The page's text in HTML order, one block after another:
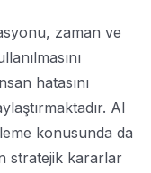
zaman ve
hatasını
AI
konusunda da
stratejik kararlar